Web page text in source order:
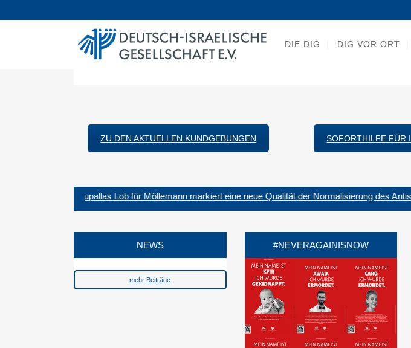
DIE DIG DIG VOR ORT
für die Förderung der bilateralen Beziehungen zwischen Deutschland und
Israel in den Bereichen Zivilgesellschaft, Kultur und Wissenschaft
ZU DEN AKTUELLEN KUNDGEBUNGEN SOFORTHILFE FÜR
Chrupallas Lob für Möllemann markiert eine neue Qualität der Normalisierung des
NEWS
mehr Beiträge
#NEVERAGAINISNOW